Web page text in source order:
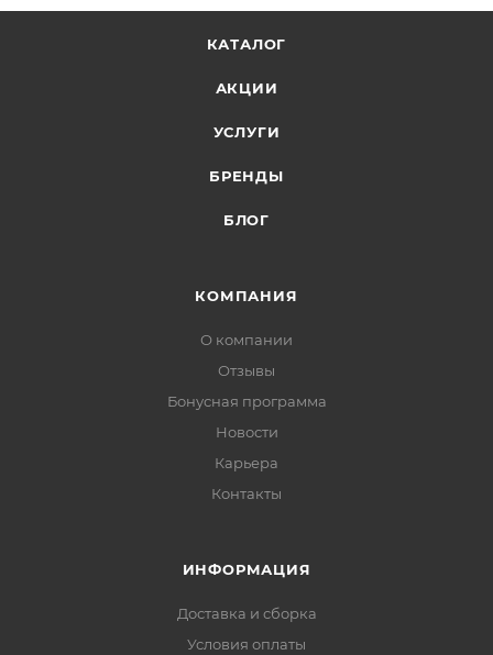
КАТАЛОГ
АКЦИИ
УСЛУГИ
БРЕНДЫ
БЛОГ
КОМПАНИЯ
О компании
Отзывы
Бонусная программа
Новости
Карьера
Контакты
ИНФОРМАЦИЯ
Доставка и сборка
Условия оплаты